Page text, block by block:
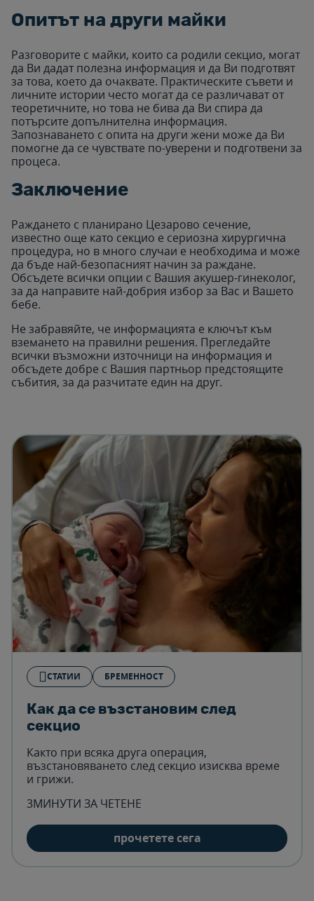
Опитът на други майки
Разговорите с майки, които са родили секцио, могат
да Ви дадат полезна информация и да Ви подготвят
за това, което да очаквате. Практическите съвети и
личните истории често могат да се различават от
теоретичните, но това не бива да Ви спира да
потърсите допълнителна информация.
Запознаването с опита на други жени може да Ви
помогне да се чувствате по-уверени и подготвени за
процеса.
Заключение
Раждането с планирано Цезарово сечение,
известно още като секцио е сериозна хирургична
процедура, но в много случаи е необходима и може
да бъде най-безопасният начин за раждане.
Обсъдете всички опции с Вашия акушер-гинеколог,
за да направите най-добрия избор за Вас и Вашето
бебе.
Не забравяйте, че информацията е ключът към
вземането на правилни решения. Прегледайте
всички възможни източници на информация и
обсъдете добре с Вашия партньор предстоящите
събития, за да разчитате един на друг.
СТАТИИ БРЕМЕННОСТ
Как да се възстановим след
секцио
Както при всяка друга операция,
възстановяването след секцио изисква време
и грижи.
3МИНУТИ ЗА ЧЕТЕНЕ
прочетете сега